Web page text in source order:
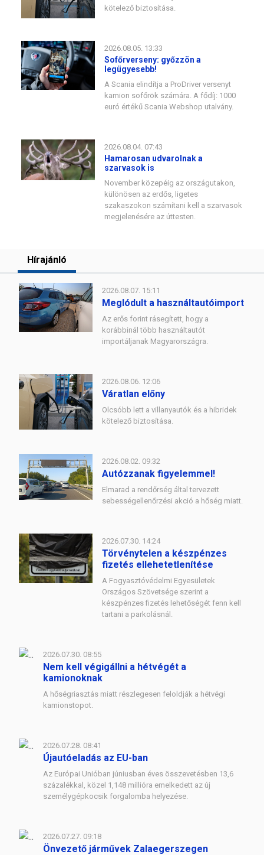
kötelező biztosítása.
2026.08.05. 13:33
Sofőrverseny: győzzön a
legügyesebb!
A Scania elindítja a ProDriver versenyt
kamion sofőrök számára. A fődíj: 1000
euró értékű Scania Webshop utalvány.
2026.08.04. 07:43
Hamarosan udvarolnak a
szarvasok is
November közepéig az országutakon,
különösen az erdős, ligetes
szakaszokon számítani kell a szarvasok
megjelenésére az úttesten.
Hírajánló
2026.08.07. 15:11
Meglódult a használtautóimport
Az erős forint rásegített, hogy a
korábbinál több használtautót
importáljanak Magyarországra.
2026.08.06. 12:06
Váratlan előny
Olcsóbb lett a villanyautók és a hibridek
kötelező biztosítása.
2026.08.02. 09:32
Autózzanak figyelemmel!
Elmarad a rendőrség által tervezett
sebességellenőrzési akció a hőség miatt.
2026.07.30. 14:24
Törvénytelen a készpénzes
fizetés ellehetetlenítése
A Fogyasztóvédelmi Egyesületek
Országos Szövetsége szerint a
készpénzes fizetés lehetőségét fenn kell
tartani a parkolásnál.
2026.07.30. 08:55
Nem kell végigállni a hétvégét a
kamionoknak
A hőségriasztás miatt részlegesen feloldják a hétvégi
kamionstopot.
2026.07.28. 08:41
Újautóeladás az EU-ban
Az Európai Unióban júniusban éves összevetésben 13,6
százalékkal, közel 1,148 millióra emelkedett az új
személygépkocsik forgalomba helyezése.
2026.07.27. 09:18
Önvezető járművek Zalaegerszegen